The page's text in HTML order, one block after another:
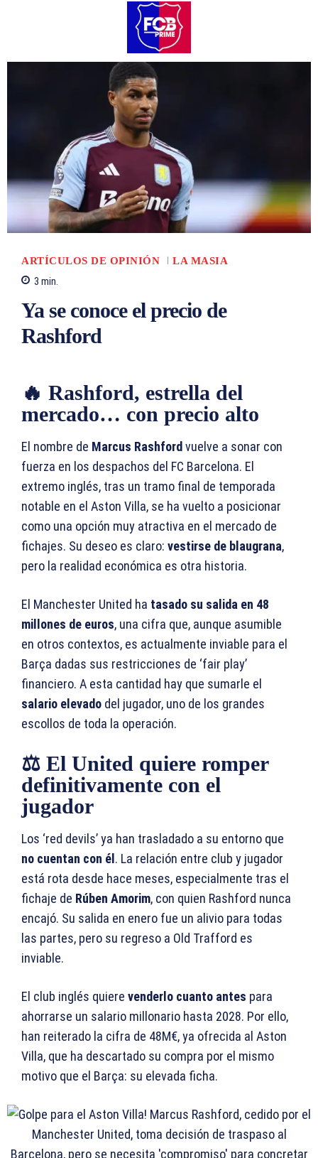
ARTÍCULOS DE OPINIÓN
LA MASIA
3 min.
Ya se conoce el precio de
Rashford
🔥 Rashford, estrella del
mercado… con precio alto
El nombre de Marcus Rashfordvuelve a sonar con
fuerza en los despachos del FC Barcelona. El
extremo inglés, tras un tramo final de temporada
notable en el Aston Villa, se ha vuelto a posicionar
como una opción muy atractiva en el mercado de
fichajes. Su deseo es claro: vestirse de blaugrana,
pero la realidad económica es otra historia.
El Manchester United ha tasado su salida en 48
millones de euros, una cifra que, aunque asumible
en otros contextos, es actualmente inviable para el
Barça dadas sus restricciones de ‘fair play’
financiero. A esta cantidad hay que sumarle el
salario elevado del jugador, uno de los grandes
escollos de toda la operación.
⚖️ El United quiere romper
definitivamente con el
jugador
Los ‘red devils’ ya han trasladado a su entorno que
no cuentan con él. La relación entre club y jugador
está rota desde hace meses, especialmente tras el
fichaje de Rúben Amorim, con quien Rashford nunca
encajó. Su salida en enero fue un alivio para todas
las partes, pero su regreso a Old Trafford es
inviable.
El club inglés quiere venderlo cuanto antes para
ahorrarse un salario millonario hasta 2028. Por ello,
han reiterado la cifra de 48M€, ya ofrecida al Aston
Villa, que ha descartado su compra por el mismo
motivo que el Barça: su elevada ficha.